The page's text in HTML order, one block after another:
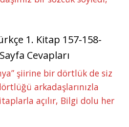
1. Kitap 157-158-
Cevapları
şiirine bir dörtlük de siz
arkadaşlarınızla
açılır, Bilgi dolu her